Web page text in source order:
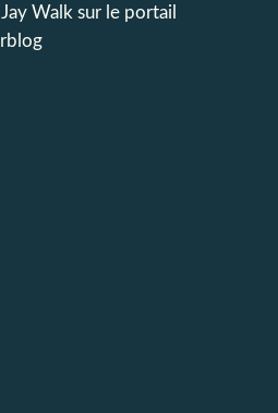
Walk sur le portail